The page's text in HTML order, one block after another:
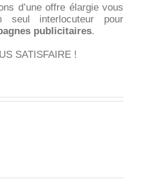
d’une offre élargie vous
seul interlocuteur pour
publicitaires.
SATISFAIRE !